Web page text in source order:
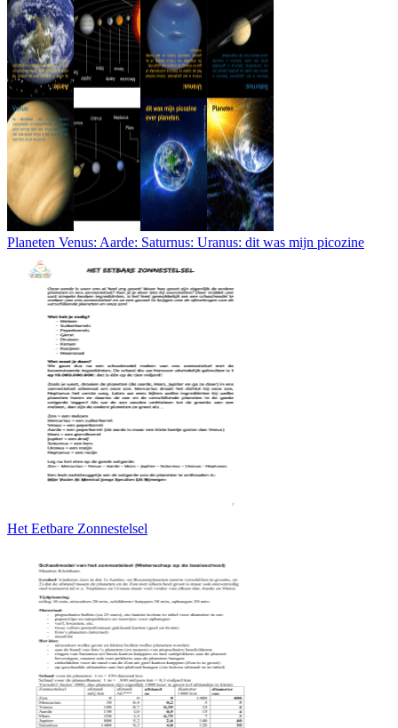
Planeten Venus: Aarde: Saturnus: Uranus: dit was mijn picozine
Het Eetbare Zonnestelsel